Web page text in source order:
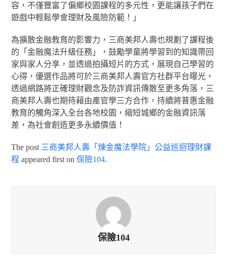
容，不僅豐富了偏鄉校園課程的多元性，更能讓孩子們在
遊戲中輕鬆學會理財及風險防範！」
為擴散金融教育的影響力，三商美邦人壽也規劃了課程後
的「金融魔法升級任務」，鼓勵學童將學習到的知識帶回
家與家人分享，並透過拍攝短片的方式，展現自己學習的
心得，優選作品將可於三商美邦人壽官方社群平台曝光，
透過網路將正確理財觀念及防詐資訊傳散至更多角落，三
商美邦人壽也期待藉由產官學三方合作，持續將普惠金融
教育的觸角深入全台各地校園，縮短城鄉的金融資訊落
差，為社會創造更多永續價值！
The post 三商美邦人壽「煉金魔法學院」公益巡迴理財課
程 appeared first on保險104.
保險104